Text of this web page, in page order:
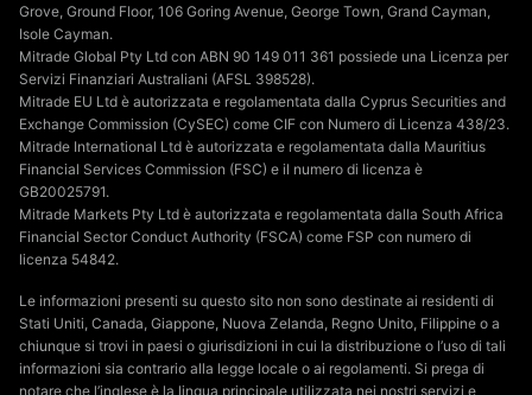
Grove, Ground Floor, 106 Goring Avenue, George Town, Grand Cayman,
Isole Cayman.
Mitrade Global Pty Ltd con ABN 90 149 011 361 possiede una Licenza per
Servizi Finanziari Australiani (AFSL 398528).
Mitrade EU Ltd è autorizzata e regolamentata dalla Cyprus Securities and
Exchange Commission (CySEC) come CIF con Numero di Licenza 438/23.
Mitrade International Ltd è autorizzata e regolamentata dalla Mauritius
Financial Services Commission (FSC) e il numero di licenza è
GB20025791.
Mitrade Markets Pty Ltd è autorizzata e regolamentata dalla South Africa
Financial Sector Conduct Authority (FSCA) come FSP con numero di
licenza 54842.
Le informazioni presenti su questo sito non sono destinate ai residenti di
Stati Uniti, Canada, Giappone, Nuova Zelanda, Regno Unito, Filippine o a
chiunque si trovi in paesi o giurisdizioni in cui la distribuzione o l’uso di tali
informazioni sia contrario alla legge locale o ai regolamenti. Si prega di
notare che l’inglese è la lingua principale utilizzata nei nostri servizi e